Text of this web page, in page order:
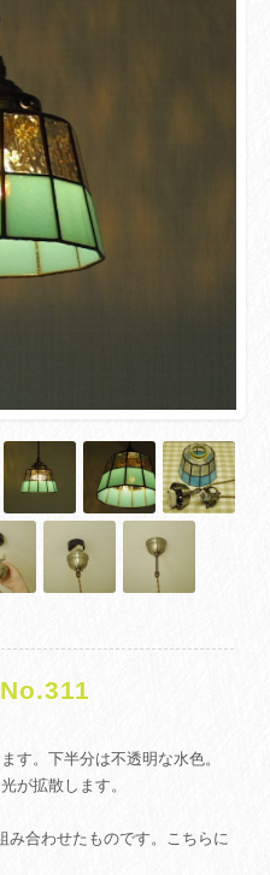
す。下半分は不透明な水色。
が拡散します。
み合わせたものです。こちらに